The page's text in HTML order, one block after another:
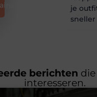
je
sneller
berichten
interesseren.